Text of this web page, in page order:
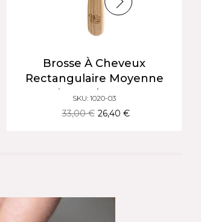
Brosse À Cheveux
Rectangulaire Moyenne
En Bois De Charme Avec
Picots Courts | Cheveux
SKU: 1020-03
33,00 € 26,40 €